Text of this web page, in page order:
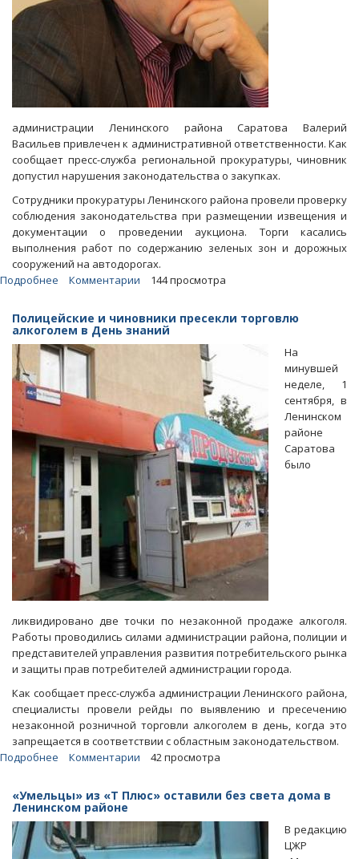
администрации Ленинского района Саратова Валерий
Васильев привлечен к административной ответственности. Как
сообщает пресс-служба региональной прокуратуры, чиновник
допустил нарушения законодательства о закупках.
Сотрудники прокуратуры Ленинского района провели проверку
соблюдения законодательства при размещении извещения и
документации о проведении аукциона. Торги касались
выполнения работ по содержанию зеленых зон и дорожных
сооружений на автодорогах.
Подробнее
Васильев
оштрафован
за
нарушения
проведении
торгов
Комментарии 144 просмотра
Полицейские и чиновники пресекли торговлю
алкоголем в День знаний
На
минувшей
неделе, 1
сентября, в
Ленинском
районе
Саратова
было
ликвидировано две точки по незаконной продаже алкоголя.
Работы проводились силами администрации района, полиции и
представителей управления развития потребительского рынка
и защиты прав потребителей администрации города.
Как сообщает пресс-служба администрации Ленинского района,
специалисты провели рейды по выявлению и пресечению
незаконной розничной торговли алкоголем в день, когда это
запрещается в соответствии с областным законодательством.
Подробнее
чиновники
пресекли
торговлю
алкоголем
Комментарии 42 просмотра
«Умельцы» из «Т Плюс» оставили без света дома в
Ленинском районе
В редакцию
ЦЖР